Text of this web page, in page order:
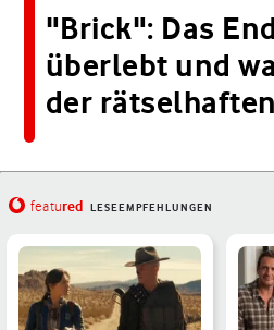
"Brick": Das
überlebt und
der
featured LESEEMPFEHLUNGEN